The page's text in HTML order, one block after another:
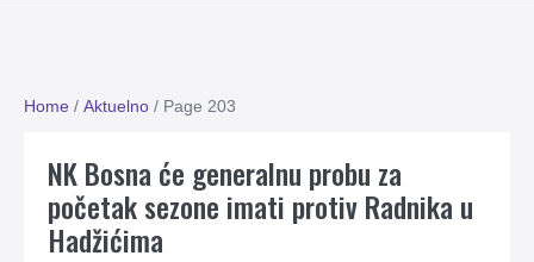
Home / Aktuelno / Page 203
NK Bosna će generalnu probu za
početak sezone imati protiv Radnika u
Hadžićima